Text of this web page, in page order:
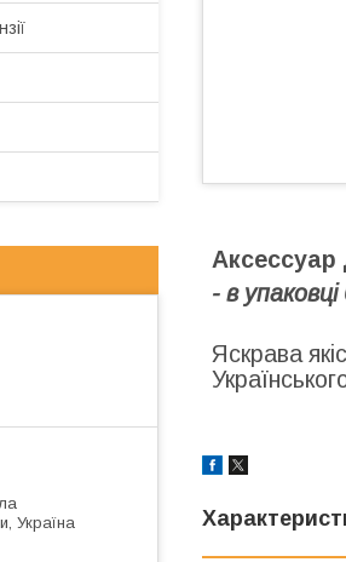
Аксессуар
- в
Яскрава
Україна